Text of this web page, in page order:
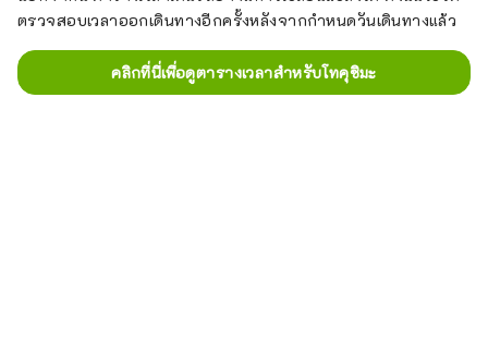
ตรวจสอบเวลาออกเดินทางอีกครั้งหลังจากกำหนดวันเดินทางแล้ว
คลิกที่นี่เพื่อดูตารางเวลาสำหรับโทคุชิมะ